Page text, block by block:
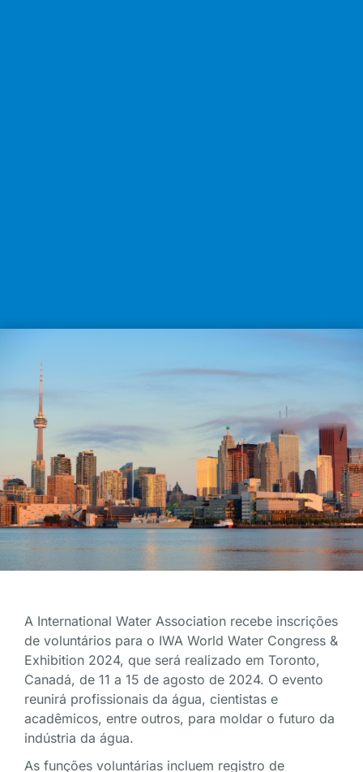
A International Water Association recebe inscrições
de voluntários para o IWA World Water Congress &
Exhibition 2024, que será realizado em Toronto,
Canadá, de 11 a 15 de agosto de 2024. O evento
reunirá profissionais da água, cientistas e
acadêmicos, entre outros, para moldar o futuro da
indústria da água.
As funções voluntárias incluem registro de